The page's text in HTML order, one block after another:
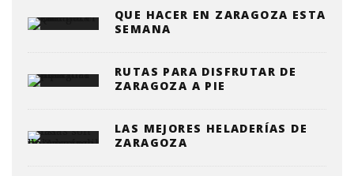
QUE HACER EN ZARAGOZA ESTA
SEMANA
RUTAS PARA DISFRUTAR DE
ZARAGOZA A PIE
LAS MEJORES HELADERÍAS DE
ZARAGOZA